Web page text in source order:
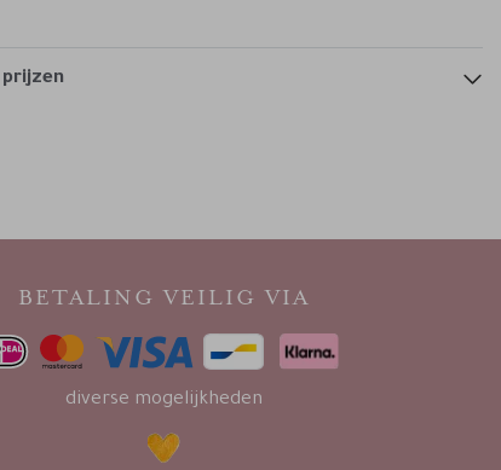
prijzen
BETALING VEILIG VIA
diverse mogelijkheden